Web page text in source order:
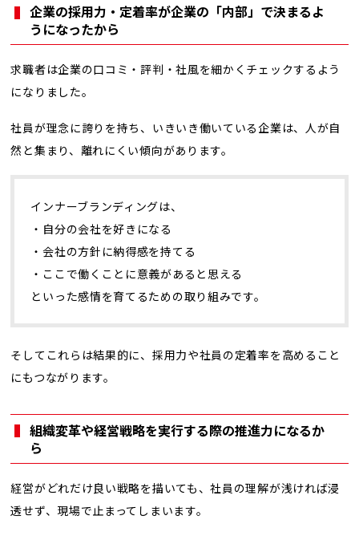
企業の採用力・定着率が企業の「内部」で決まるよ
うになったから
求職者は企業の口コミ・評判・社風を細かくチェックするよう
になりました。
社員が理念に誇りを持ち、いきいき働いている企業は、人が自
然と集まり、離れにくい傾向があります。
インナーブランディングは、
・自分の会社を好きになる
・会社の方針に納得感を持てる
・ここで働くことに意義があると思える
といった感情を育てるための取り組みです。
そしてこれらは結果的に、採用力や社員の定着率を高めること
にもつながります。
組織変革や経営戦略を実行する際の推進力になるか
ら
経営がどれだけ良い戦略を描いても、社員の理解が浅ければ浸
透せず、現場で止まってしまいます。